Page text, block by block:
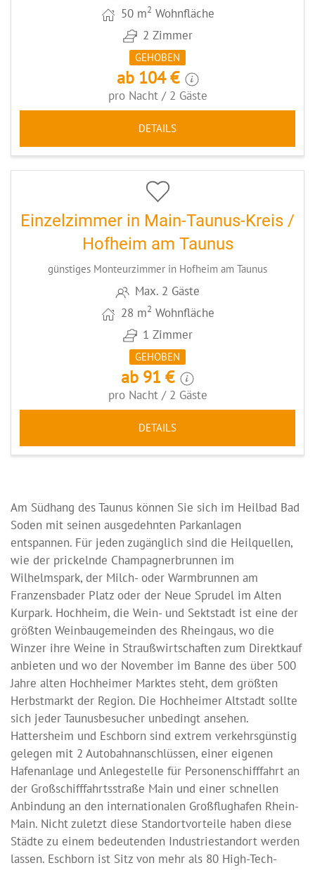
50 m2 Wohnfläche
2 Zimmer
GEHOBEN
ab 104 €
pro Nacht / 2 Gäste
DETAILS
4 CODE: MTBEH2
Einzelzimmer in Main-Taunus-Kreis /
Hofheim am Taunus
günstiges Monteurzimmer in Hofheim am Taunus
Max. 2 Gäste
28 m2 Wohnfläche
1 Zimmer
GEHOBEN
ab 91 €
pro Nacht / 2 Gäste
DETAILS
Am Südhang des Taunus können Sie sich im Heilbad Bad
Soden mit seinen ausgedehnten Parkanlagen
entspannen. Für jeden zugänglich sind die Heilquellen,
wie der prickelnde Champagnerbrunnen im
Wilhelmspark, der Milch- oder Warmbrunnen am
Franzensbader Platz oder der Neue Sprudel im Alten
Kurpark. Hochheim, die Wein- und Sektstadt ist eine der
größten Weinbaugemeinden des Rheingaus, wo die
Winzer ihre Weine in Straußwirtschaften zum Direktkauf
anbieten und wo der November im Banne des über 500
Jahre alten Hochheimer Marktes steht, dem größten
Herbstmarkt der Region. Die Hochheimer Altstadt sollte
sich jeder Taunusbesucher unbedingt ansehen.
Hattersheim und Eschborn sind extrem verkehrsgünstig
gelegen mit 2 Autobahnanschlüssen, einer eigenen
Hafenanlage und Anlegestelle für Personenschifffahrt an
der Großschifffahrtsstraße Main und einer schnellen
Anbindung an den internationalen Großflughafen Rhein-
Main. Nicht zuletzt diese Standortvorteile haben diese
Städte zu einem bedeutenden Industriestandort werden
lassen. Eschborn ist Sitz von mehr als 80 High-Tech-